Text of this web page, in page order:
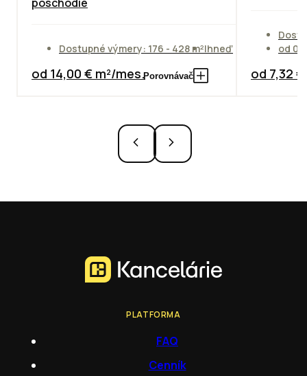
poschodie
Dostupné výmery: 176 - 428 m²Ihneď
od 14,00 € m²/mes.Porovnávač
od
od 7,32
PLATFORMA
FAQ
Cenník